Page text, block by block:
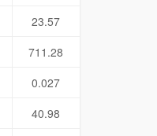
23.57
711.28
0.027
40.98